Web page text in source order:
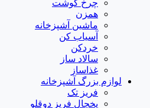
چرخ گوشت
همزن
ماشین آشپزخانه
آسیاب کن
خردکن
سالاد ساز
غذاساز
لوازم بزرگ آشپزخانه
فریز تک
یخچال فریز دوقلو